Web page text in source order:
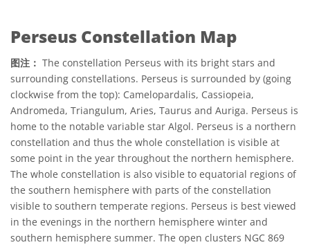
Perseus Constellation Map
图注： The constellation Perseus with its bright stars and
surrounding constellations. Perseus is surrounded by (going
clockwise from the top): Camelopardalis, Cassiopeia,
Andromeda, Triangulum, Aries, Taurus and Auriga. Perseus is
home to the notable variable star Algol. Perseus is a northern
constellation and thus the whole constellation is visible at
some point in the year throughout the northern hemisphere.
The whole constellation is also visible to equatorial regions of
the southern hemisphere with parts of the constellation
visible to southern temperate regions. Perseus is best viewed
in the evenings in the northern hemisphere winter and
southern hemisphere summer. The open clusters NGC 869